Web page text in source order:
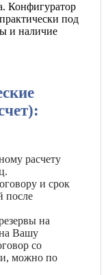
Конфигуратор
под
и наличие
расчету
и срок
после
на
Вашу
со
можно по